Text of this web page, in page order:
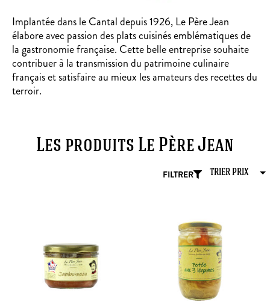
Implantée dans le Cantal depuis 1926, Le Père Jean
élabore avec passion des plats cuisinés emblématiques de
la gastronomie française. Cette belle entreprise souhaite
contribuer à la transmission du patrimoine culinaire
français et satisfaire au mieux les amateurs des recettes du
terroir.
Les produits Le Père Jean
FILTRER